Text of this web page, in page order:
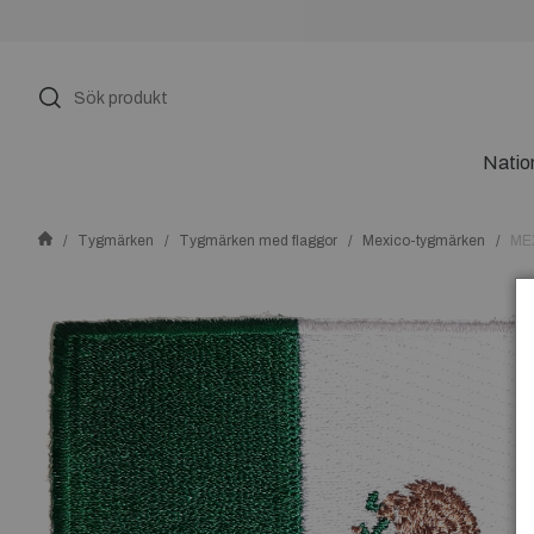
Tygmärken Tygmärken med flaggor Mexico-tygmärken